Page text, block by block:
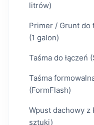
litrów)
Primer / Grunt do
(1 galon)
Taśma do łączeń
Taśma
(FormFlash)
Wpust dachowy z
sztuki)